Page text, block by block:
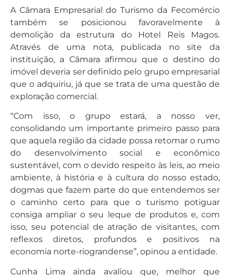
A Câmara Empresarial do Turismo da Fecomércio
também se posicionou favoravelmente à
demolição da estrutura do Hotel Reis Magos.
Através de uma nota, publicada no site da
instituição, a Câmara afirmou que o destino do
imóvel deveria ser definido pelo grupo empresarial
que o adquiriu, já que se trata de uma questão de
exploração comercial.
“Com isso, o grupo estará, a nosso ver,
consolidando um importante primeiro passo para
que aquela região da cidade possa retomar o rumo
do desenvolvimento social e econômico
sustentável, com o devido respeito às leis, ao meio
ambiente, à história e à cultura do nosso estado,
dogmas que fazem parte do que entendemos ser
o caminho certo para que o turismo potiguar
consiga ampliar o seu leque de produtos e, com
isso, seu potencial de atração de visitantes, com
reflexos diretos, profundos e positivos na
economia norte-riograndense”, opinou a entidade.
Cunha Lima ainda avaliou que, melhor que